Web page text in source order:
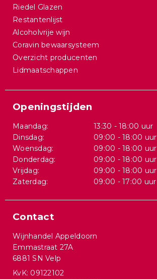
Riedel Glazen
Restantenlijst
Alcoholvrije wijn
Coravin bewaarsysteem
Overzicht producenten
Lidmaatschappen
Openingstijden
Maandag:
13:30 - 18:00 uur
Dinsdag:
09:00 - 18:00 uur
Woensdag:
09:00 - 18:00 uur
Donderdag:
09:00 - 18:00 uur
Vrijdag:
09:00 - 18:00 uur
Zaterdag:
09:00 - 17:00 uur
Contact
Wijnhandel Appeldoorn
Emmastraat 27A
6881 SN Velp
KvK: 09122102